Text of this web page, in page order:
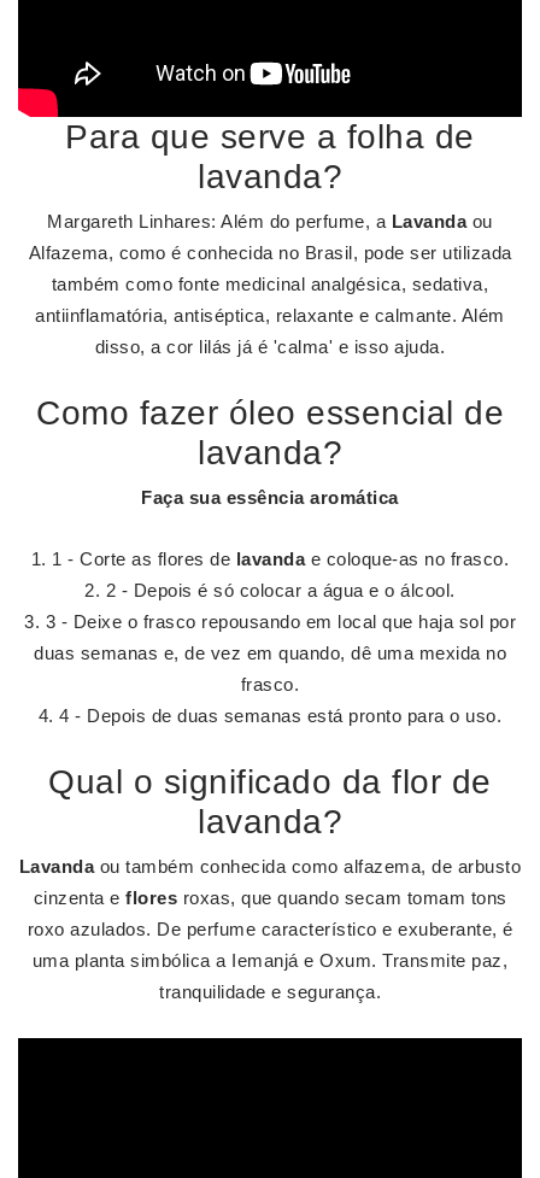
Para que serve a folha de
lavanda?
Margareth Linhares: Além do perfume, a Lavandaou
Alfazema, como é conhecida no Brasil, pode ser utilizada
também como fonte medicinal analgésica, sedativa,
antiinflamatória, antiséptica, relaxante e calmante. Além
disso, a cor lilás já é 'calma' e isso ajuda.
Como fazer óleo essencial de
lavanda?
Faça sua essênciaaromática
1 - Corte as flores de lavandae coloque-as no frasco.
2 - Depois é só colocar a água e o álcool.
3 - Deixe o frasco repousando em local que haja sol por
duas semanas e, de vez em quando, dê uma mexida no
frasco.
4 - Depois de duas semanas está pronto para o uso.
Qual o significado da flor de
lavanda?
Lavandaou também conhecida como alfazema, de arbusto
cinzenta e flores roxas, que quando secam tomam tons
roxo azulados. De perfume característico e exuberante, é
uma planta simbólica a Iemanjá e Oxum. Transmite paz,
tranquilidade e segurança.